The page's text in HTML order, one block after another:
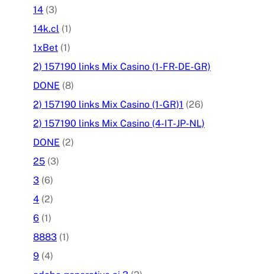
14 (3)
14k.cl (1)
1xBet (1)
2) 157190 links Mix Casino (1-FR-DE-GR)
DONE (8)
2) 157190 links Mix Casino (1-GR)1 (26)
2) 157190 links Mix Casino (4-IT-JP-NL)
DONE (2)
25 (3)
3 (6)
4 (2)
6 (1)
8883 (1)
9 (4)